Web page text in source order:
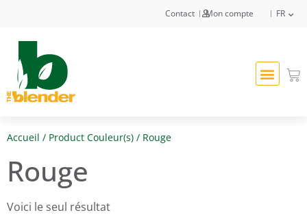
Contact Mon compte FR
Accueil / Product Couleur(s) / Rouge
Rouge
Voici le seul résultat